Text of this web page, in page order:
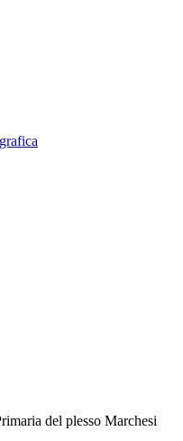
del plesso Marchesi